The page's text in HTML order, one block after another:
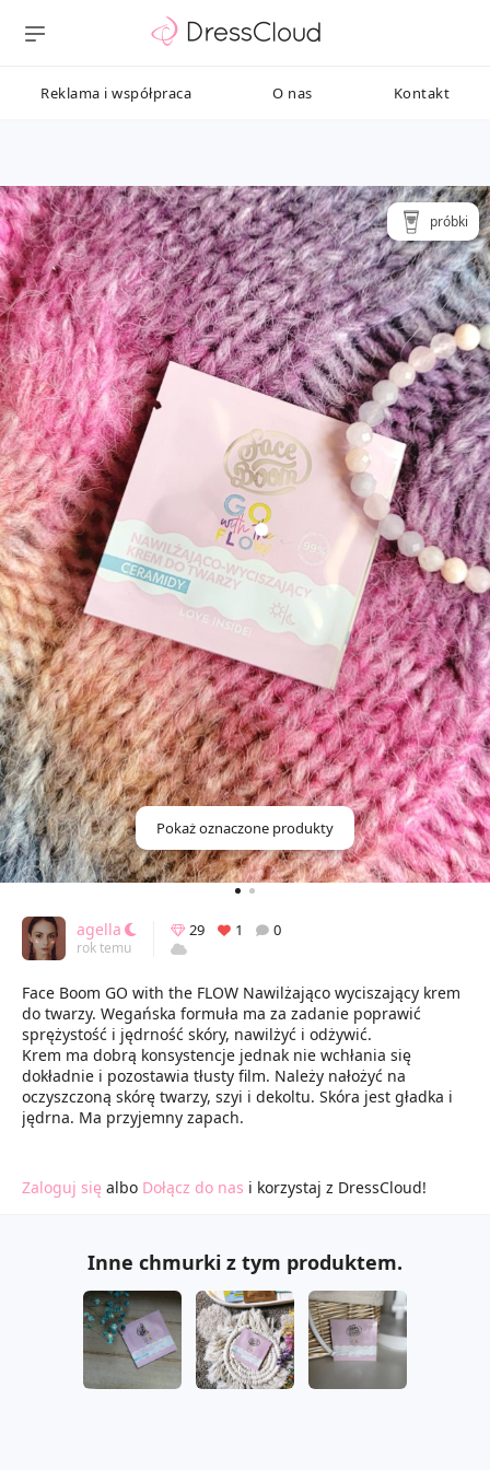
Reklama i współpraca O nas Kontakt
Pokaż oznaczone produkty
próbki
agella
rok temu
29 1 0
Face Boom GO with the FLOW Nawilżająco wyciszający krem
do twarzy. Wegańska formuła ma za zadanie poprawić
sprężystość i jędrność skóry, nawilżyć i odżywić.
Krem ma dobrą konsystencje jednak nie wchłania się
dokładnie i pozostawia tłusty film. Należy nałożyć na
oczyszczoną skórę twarzy, szyi i dekoltu. Skóra jest gładka i
jędrna. Ma przyjemny zapach.
Zaloguj się albo Dołącz do nas i korzystaj z DressCloud!
Inne chmurki z tym produktem.